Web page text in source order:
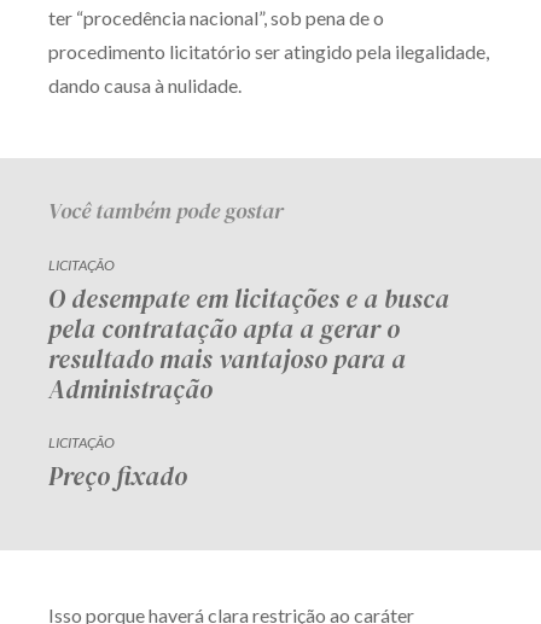
Telefone (41) 2109-8666
Whatsapp (41) 98881-6616
ter “procedência nacional”, sob pena de o
procedimento licitatório ser atingido pela ilegalidade,
dando causa à nulidade.
Você também pode gostar
LICITAÇÃO
O desempate em licitações e a busca
pela contratação apta a gerar o
resultado mais vantajoso para a
Administração
LICITAÇÃO
Preço fixado
Isso porque haverá clara restrição ao caráter